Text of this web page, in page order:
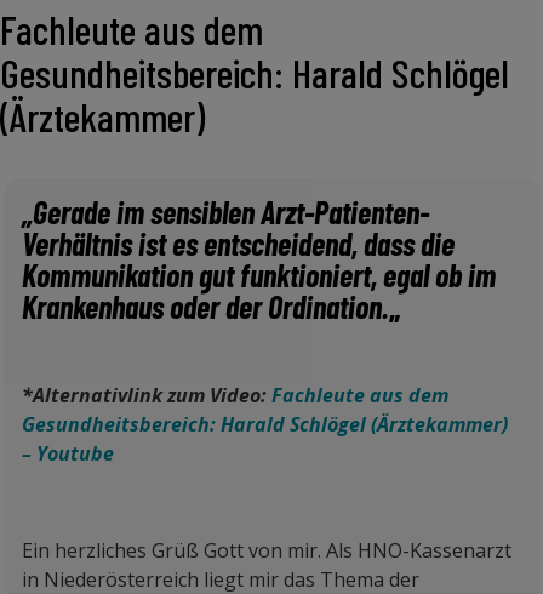
Fachleute aus dem
Gesundheitsbereich: Harald Schlögel
(Ärztekammer)
„Gerade im sensiblen Arzt-Patienten-
Verhältnis ist es entscheidend, dass die
Kommunikation gut funktioniert, egal ob im
Krankenhaus oder der Ordination.„
*Alternativlink zum Video:Fachleute aus dem
Gesundheitsbereich: Harald Schlögel (Ärztekammer)
– Youtube
Ein herzliches Grüß Gott von mir. Als HNO-Kassenarzt
in Niederösterreich liegt mir das Thema der